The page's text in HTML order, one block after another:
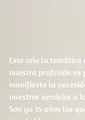
Este año la temática
nuestra profesión es
manifiesto la
nuestros servicios a
Son ya 15 años los